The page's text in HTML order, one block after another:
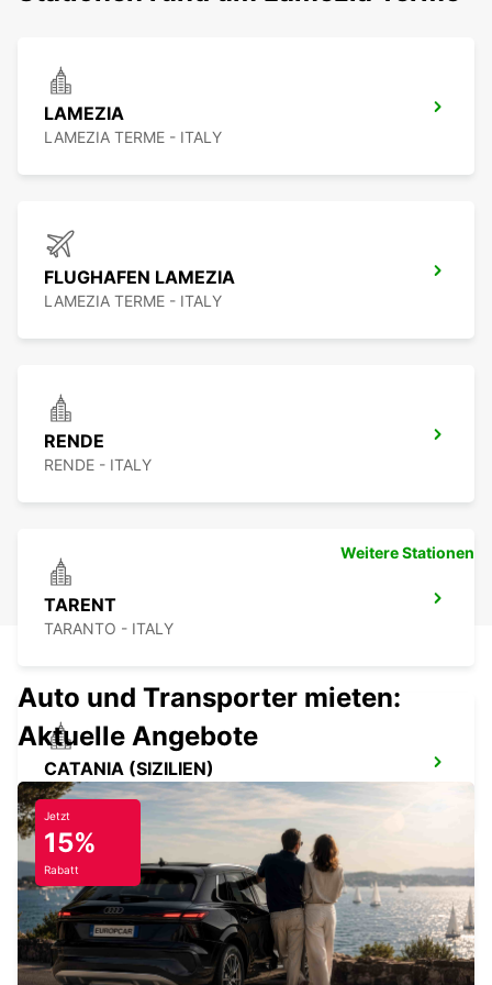
LAMEZIA
LAMEZIA TERME - ITALY
FLUGHAFEN LAMEZIA
LAMEZIA TERME - ITALY
RENDE
RENDE - ITALY
TARENT
TARANTO - ITALY
CATANIA (SIZILIEN)
CATANIA - ITALY
FLUGHAFEN CATANIA (SIZILIEN)
CATANIA - ITALY
Weitere Stationen
Auto und Transporter mieten:
Aktuelle Angebote
Jetzt
15%
Rabatt